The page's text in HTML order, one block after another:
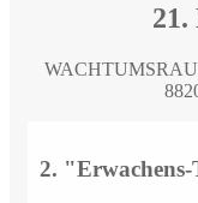
21.
2.